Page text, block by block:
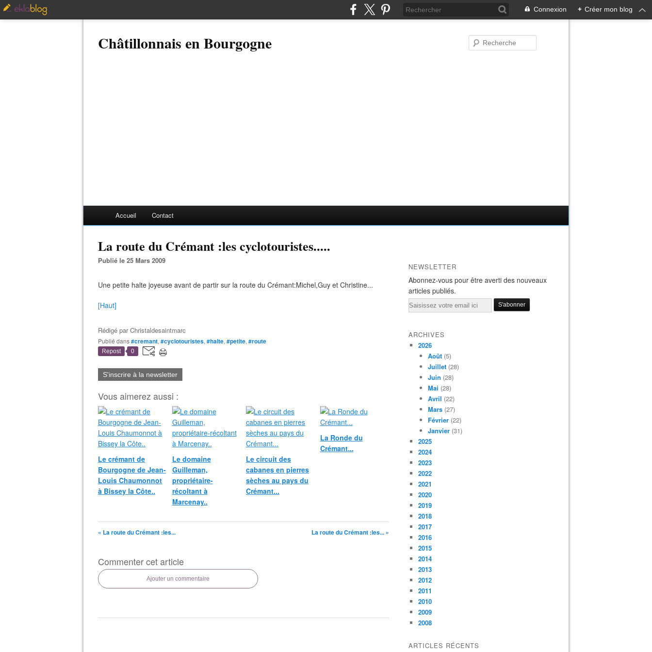
Connexion + Créer mon blog
Châtillonnais en Bourgogne
Accueil Contact
La route du Crémant :les cyclotouristes.....
Publié le 25 Mars 2009
Une petite halte joyeuse avant de partir sur la route du Crémant:Michel,Guy et Christine...
[Haut]
Rédigé parChristaldesaintmarc
Publié dans#cremant, #cyclotouristes, #halte, #petite, #route
Repost 0
S'inscrire à la newsletter
Vous aimerez aussi :
Le crémant de
Bourgogne de Jean-
Louis Chaumonnot
à Bissey la Côte..
Le domaine
Guilleman,
propriétaire-
récoltant à
Marcenay..
Le circuit des
cabanes en pierres
sèches au pays du
Crémant...
La Ronde du
Crémant...
« La route du Crémant :les... La route du Crémant :les... »
Commenter cet article
Ajouter un commentaire
NEWSLETTER
Abonnez-vous pour être averti des nouveaux
articles publiés.
Email
ARCHIVES
2026
Août (5)
Juillet (28)
Juin (28)
Mai (28)
Avril (22)
Mars (27)
Février (22)
Janvier (31)
2025
2024
2023
2022
2021
2020
2019
2018
2017
2016
2015
2014
2013
2012
2011
2010
2009
2008
ARTICLES RÉCENTS